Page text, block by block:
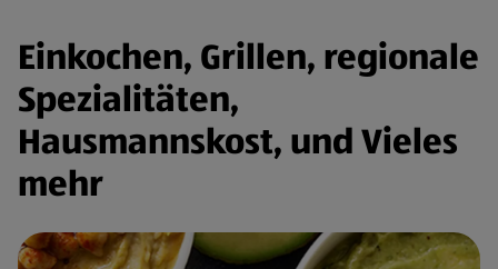
Einkochen, Grillen, regionale
Spezialitäten,
Hausmannskost, und Vieles
mehr